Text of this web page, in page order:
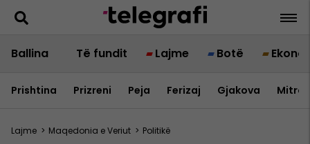
Ballina Të fundit Lajme Botë
Prishtina Prizreni Peja Ferizaj Gjakova
Lajme > Maqedonia e Veriut > Politikë